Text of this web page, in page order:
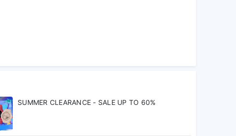
SUMMER CLEARANCE - SALE UP TO 60%